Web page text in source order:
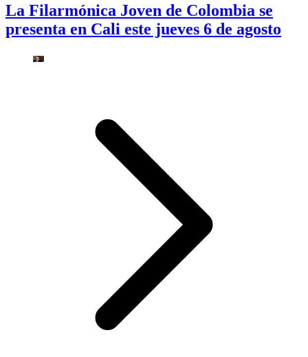
La Filarmónica Joven de Colombia se
presenta en Cali este jueves 6 de agosto